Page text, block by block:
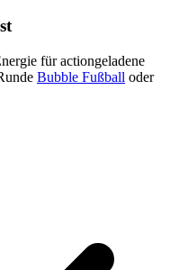
für actiongeladene
Bubble Fußball oder